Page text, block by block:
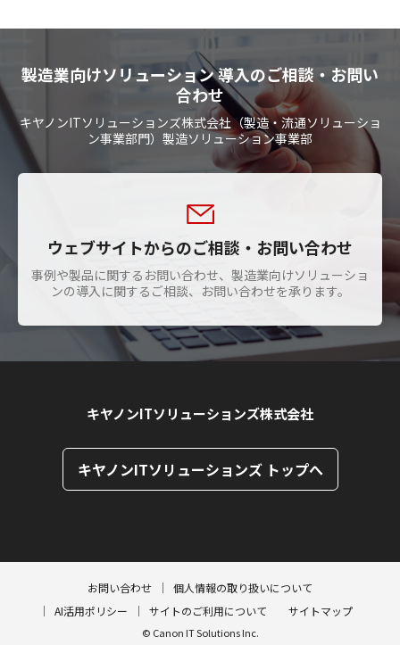
製造業向けソリューション 導入のご相談・お問い
合わせ
キヤノンITソリューションズ株式会社（製造・流通ソリューショ
ン事業部門）製造ソリューション事業部
ウェブサイトからのご相談・お問い合わせ
事例や製品に関するお問い合わせ、製造業向けソリューショ
ンの導入に関するご相談、お問い合わせを承ります。
キヤノンITソリューションズ株式会社
キヤノンITソリューションズ トップへ
お問い合わせ
個人情報の取り扱いについて
AI活用ポリシー
サイトのご利用について サイトマップ
© Canon IT Solutions Inc.